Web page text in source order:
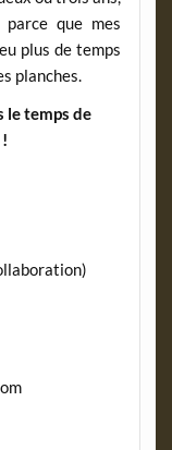
que mes
plus de temps
planches.
le temps de